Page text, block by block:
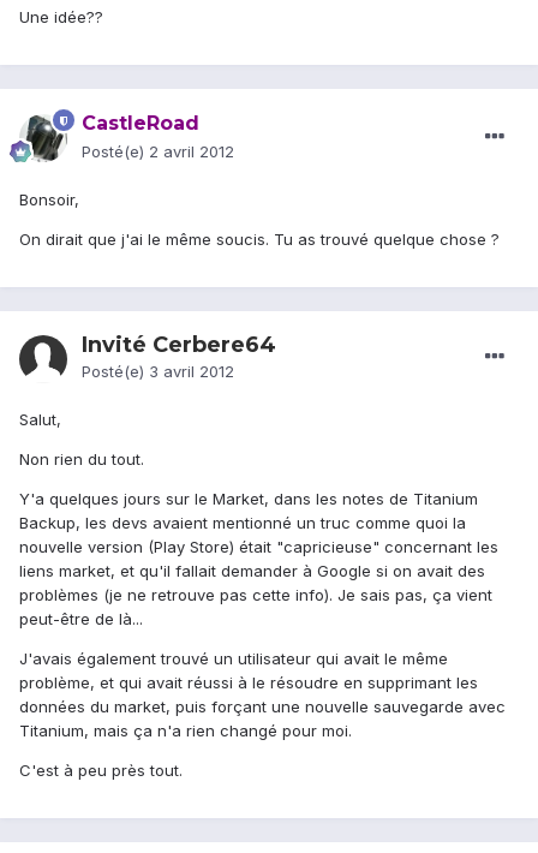
Une idée??
CastleRoad
Posté(e) 2 avril 2012
Bonsoir,
On dirait que j'ai le même soucis. Tu as trouvé quelque chose ?
Invité Cerbere64
Posté(e) 3 avril 2012
Salut,
Non rien du tout.
Y'a quelques jours sur le Market, dans les notes de Titanium
Backup, les devs avaient mentionné un truc comme quoi la
nouvelle version (Play Store) était "capricieuse" concernant les
liens market, et qu'il fallait demander à Google si on avait des
problèmes (je ne retrouve pas cette info). Je sais pas, ça vient
peut-être de là...
J'avais également trouvé un utilisateur qui avait le même
problème, et qui avait réussi à le résoudre en supprimant les
données du market, puis forçant une nouvelle sauvegarde avec
Titanium, mais ça n'a rien changé pour moi.
C'est à peu près tout.